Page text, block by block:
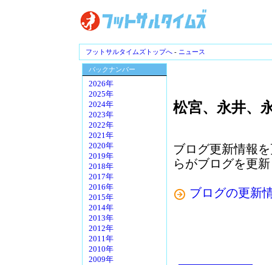
フットサルタイムズトップへ - ニュース
バックナンバー
2026年
2025年
2024年
2023年
2022年
2021年
2020年
2019年
2018年
2017年
2016年
2015年
2014年
2013年
2012年
2011年
2010年
2009年
松宮、永井、
ブログ更新情報
らがブログを更
ブログの更新